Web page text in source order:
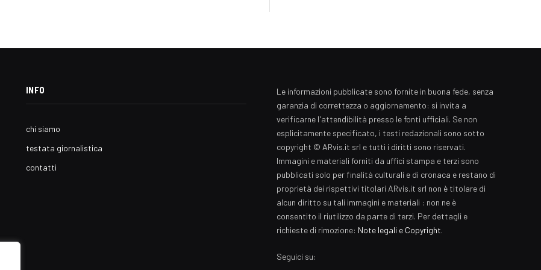
INFO
chi siamo
testata giornalistica
contatti
Le informazioni pubblicate sono fornite in buona fede, senza
garanzia di correttezza o aggiornamento: si invita a
verificarne l'attendibilità presso le fonti ufficiali. Se non
esplicitamente specificato, i testi redazionali sono sotto
copyright © ARvis.it srl e tutti i diritti sono riservati.
Immagini e materiali forniti da uffici stampa e terzi sono
pubblicati solo per finalità culturali e di cronaca e restano di
proprietà dei rispettivi titolari ARvis.it srl non è titolare di
alcun diritto su tali immagini e materiali : non ne è
consentito il riutilizzo da parte di terzi. Per dettagli e
richieste di rimozione: Note legali e Copyright.
Seguici su: